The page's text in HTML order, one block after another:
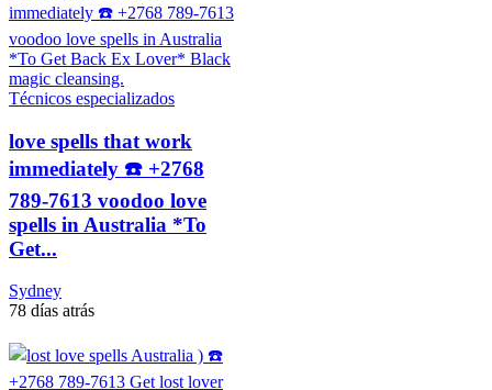
Técnicos especializados
love spells that work
immediately ☎️ +2768
789-7613 voodoo love
spells in Australia *To
Get...
Sydney
78 días atrás